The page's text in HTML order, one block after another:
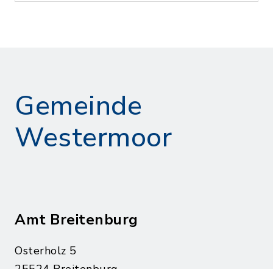
Gemeinde
Westermoor
Amt Breitenburg
Osterholz 5